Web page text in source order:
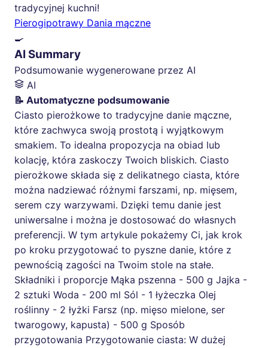
tradycyjnej kuchni!
Pierogipotrawy Dania mączne
🍳
AI Summary
Podsumowanie wygenerowane przez AI
AI
📝 Automatyczne podsumowanie
Ciasto pierożkowe to tradycyjne danie mączne,
które zachwyca swoją prostotą i wyjątkowym
smakiem. To idealna propozycja na obiad lub
kolację, która zaskoczy Twoich bliskich. Ciasto
pierożkowe składa się z delikatnego ciasta, które
można nadziewać różnymi farszami, np. mięsem,
serem czy warzywami. Dzięki temu danie jest
uniwersalne i można je dostosować do własnych
preferencji. W tym artykule pokażemy Ci, jak krok
po kroku przygotować to pyszne danie, które z
pewnością zagości na Twoim stole na stałe.
Składniki i proporcje Mąka pszenna - 500 g Jajka -
2 sztuki Woda - 200 ml Sól - 1 łyżeczka Olej
roślinny - 2 łyżki Farsz (np. mięso mielone, ser
twarogowy, kapusta) - 500 g Sposób
przygotowania Przygotowanie ciasta: W dużej